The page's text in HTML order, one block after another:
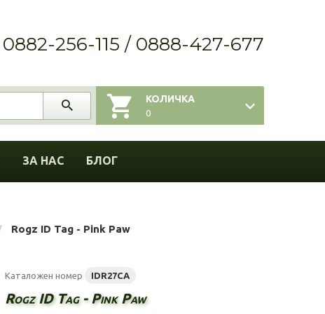
0882-256-115 / 0888-427-677
КОЛИЧКА
0
ЗА НАС БЛОГ
Rogz ID Tag - Pink Paw
Каталожен номер IDR27CA
Rogz ID Tag - Pink Paw